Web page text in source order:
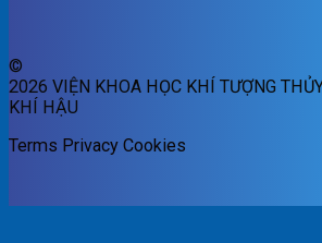
©
2026 VIỆN KHOA HỌC KHÍ TƯỢNG
KHÍ HẬU
Terms Privacy Cookies